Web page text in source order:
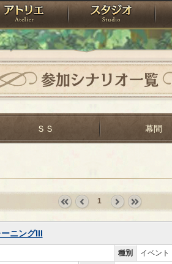
ット アトリエ ス
参加シナリオ一覧
ＳＳ 幕間
1
ニングIII
種別 イベント